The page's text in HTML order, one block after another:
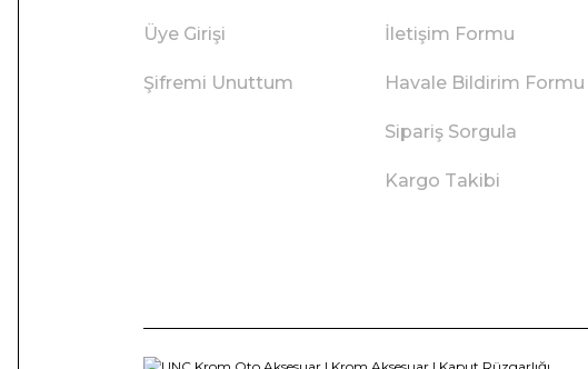
Üye Girişi
Şifremi Unuttum
İletişim Formu
Havale Bildirim Formu
Sipariş Sorgula
Kargo Takibi